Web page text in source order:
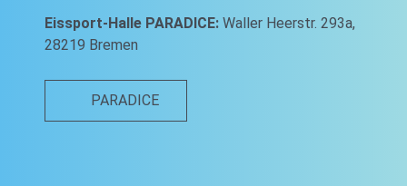
Eissport-Halle PARADICE: Waller Heerstr. 293a,
28219 Bremen
PARADICE